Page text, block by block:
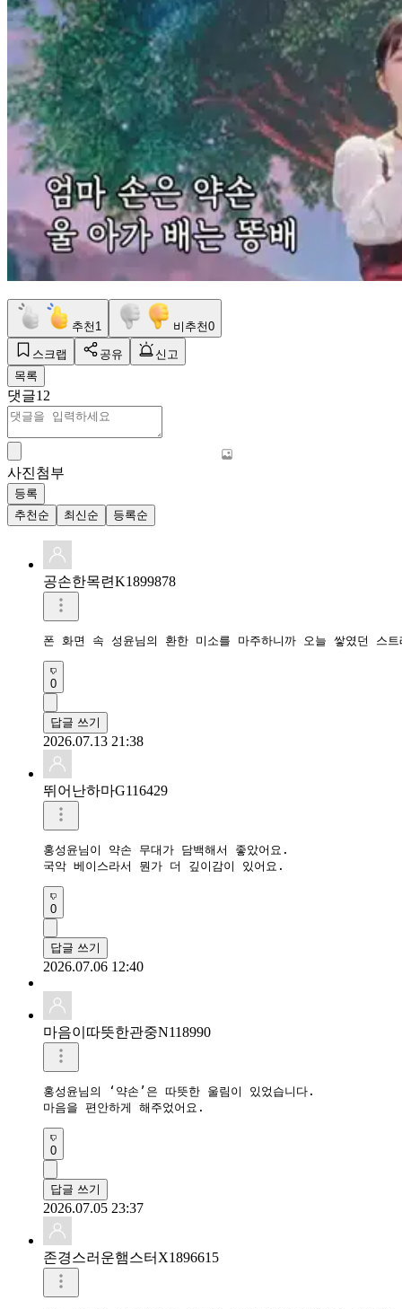
추천 1 비추천0
스크랩 공유
신고
목록
댓글12
사진첨부
등록
추천순
최신순 등록순
공손한목련K1899878
폰 화면 속 성윤님의 환한 미소를 마주하니까 오늘 쌓였던
0
답글 쓰기
2026.07.13 21:38
뛰어난하마G116429
홍성윤님이 약손 무대가 담백해서 좋았어요.
국악 베이스라서 뭔가 더 깊이감이 있어요.
0
답글 쓰기
2026.07.06 12:40
마음이따뜻한관중N118990
홍성윤님의 ‘약손’은 따뜻한 울림이 있었습니다.
마음을 편안하게 해주었어요.
0
답글 쓰기
2026.07.05 23:37
존경스러운햄스터X1896615